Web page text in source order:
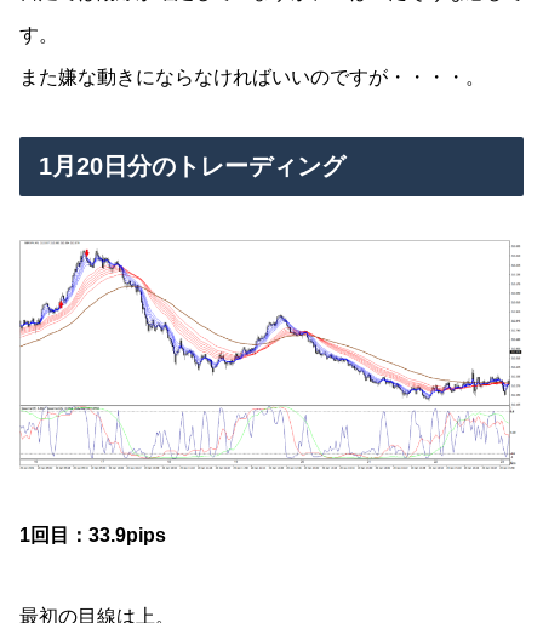
す。
また嫌な動きにならなければいいのですが・・・・。
1月20日分のトレーディング
1回目：33.9pips
最初の目線は上。